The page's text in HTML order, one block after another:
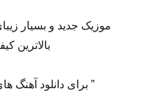
موزیک جدید و بسیار
بالاترین
” برای دانلود آهنگ